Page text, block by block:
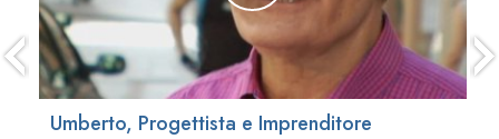
Umberto, Progettista e Imprenditore